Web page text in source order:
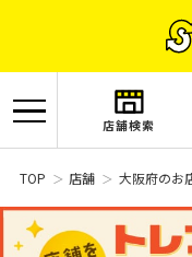
店舗検索
TOP 店舗 大阪府のお